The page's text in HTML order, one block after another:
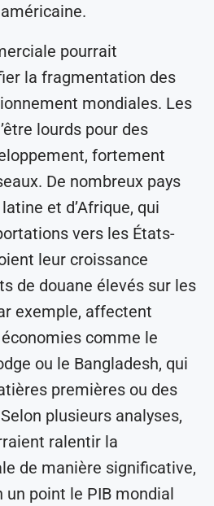
pourrait
la fragmentation des
mondiales. Les
lourds pour des
fortement
De nombreux pays
latine et d’Afrique, qui
vers les États-
leur croissance
de douane élevés sur les
exemple, affectent
comme le
ou le Bangladesh, qui
premières ou des
plusieurs analyses,
ralentir la
de manière significative,
un point le PIB mondial